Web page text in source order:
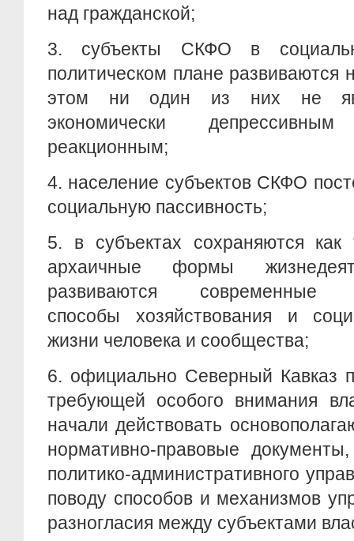
над гражданской;
3.
субъекты СКФО в
политическом плане развиваются
этом ни один из них не
экономически
реакционным;
4. население субъектов СКФО
социальную пассивность;
5.
в субъектах сохраняются
архаичные формы
развиваются современные
способы хозяйствования и
жизни человека и сообщества;
6. официально Северный Кавказ
требующей особого внимания
начали действовать
нормативно-правовые
политико-административного
поводу способов и механизмов
разногласия между субъектами